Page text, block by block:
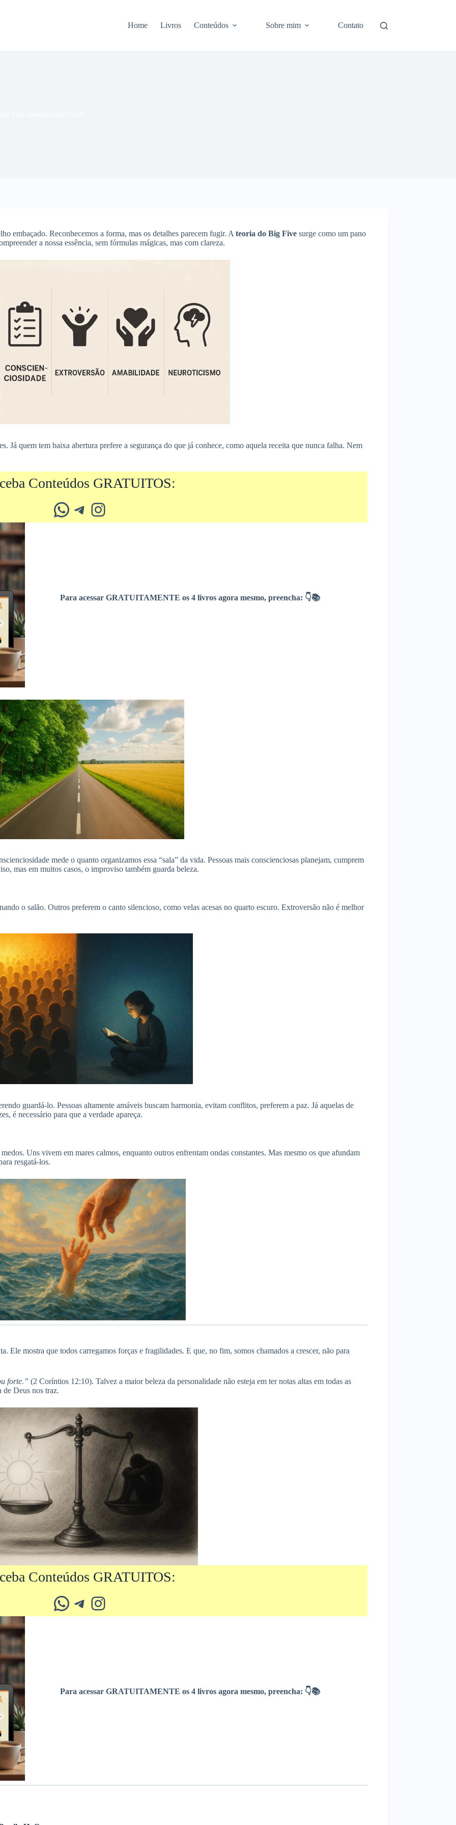
Home Livros Conteúdos Sobre mim Contato
embaçado. Reconhecemos a forma, mas os detalhes parecem fugir. A teoria do Big Five surge como um pano
a nossa essência, sem fórmulas mágicas, mas com clareza.
Já quem tem baixa abertura prefere a segurança do que já conhece, como aquela receita que nunca falha. Nem
Conteúdos GRATUITOS:
Whatsapp Telegram Instagram
Para acessar GRATUITAMENTE os 4 livros agora mesmo, preencha: 👇📚
mede o quanto organizamos essa “sala” da vida. Pessoas mais conscienciosas planejam, cumprem
mas em muitos casos, o improviso também guarda beleza.
o salão. Outros preferem o canto silencioso, como velas acesas no quarto escuro. Extroversão não é melhor
guardá-lo. Pessoas altamente amáveis buscam harmonia, evitam conflitos, preferem a paz. Já aquelas de
é necessário para que a verdade apareça.
Uns vivem em mares calmos, enquanto outros enfrentam ondas constantes. Mas mesmo os que afundam
resgatá-los.
Ele mostra que todos carregamos forças e fragilidades. E que, no fim, somos chamados a crescer, não para
forte.” (2 Coríntios 12:10). Talvez a maior beleza da personalidade não esteja em ter notas altas em todas as
de Deus nos traz.
Conteúdos GRATUITOS:
Whatsapp Telegram Instagram
Para acessar GRATUITAMENTE os 4 livros agora mesmo, preencha: 👇📚